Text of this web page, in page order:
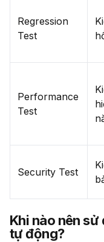
Regression
Test
Performance
Test
Security Test
Khi nào nên
tự động?